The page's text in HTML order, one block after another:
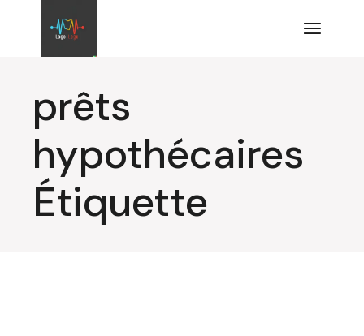
contenu
prêts
hypothécaires
Étiquette